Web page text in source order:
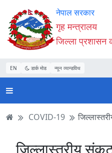
Accessibility
Mode
सुरु
गर्नुहोस्
सामाग्री
पढ्नुहाेस्
नेभिगेसन
पढ्नुहाेस्
वेबसाइट
खोजमा
जानुहोस्
नेपाल सरकार
गृह मन्त्रालय
जिल्ला प्रशासन
EN डार्क मोड न्यून व्यान्डविथ
COVID-19
जिल्लास्तरीय